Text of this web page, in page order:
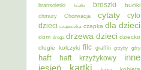
bransoletki
bratki broszki buciki
chmury Chorwacja cytaty
cyto
dzieci czapeczka czapka dla dzieci
dom droga drzewa dzieci dziecko
długie kolczyki filc graffiti grzyby góry
haft haft krzyżykowy inne
jesień kartki